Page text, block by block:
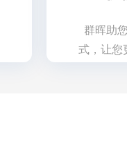
群晖助
式，让您